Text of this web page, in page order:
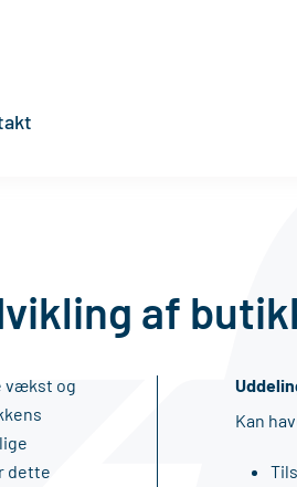
af
vækst og
dette
Kan